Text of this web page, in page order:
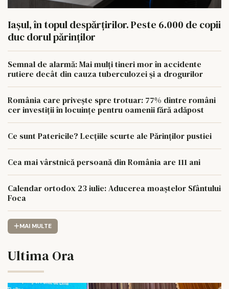
Iașul, în topul despărțirilor. Peste 6.000 de copii
duc dorul părinților
Semnal de alarmă: Mai mulți tineri mor în accidente
rutiere decât din cauza tuberculozei și a drogurilor
România care privește spre trotuar: 77% dintre români
cer investiții în locuințe pentru oamenii fără adăpost
Ce sunt Patericile? Lecțiile scurte ale Părinților pustiei
Cea mai vârstnică persoană din România are 111 ani
Calendar ortodox 23 iulie: Aducerea moaștelor Sfântului
Foca
MAI MULTE
Ultima Ora